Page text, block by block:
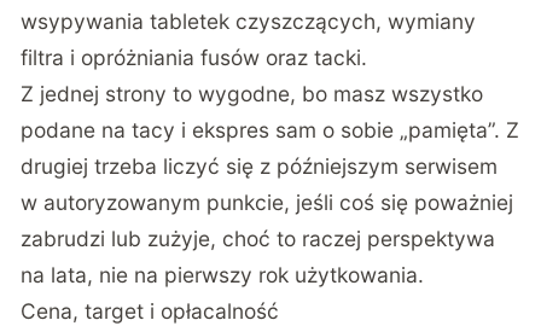
wsypywania tabletek czyszczących, wymiany
filtra i opróżniania fusów oraz tacki.
Z jednej strony to wygodne, bo masz wszystko
podane na tacy i ekspres sam o sobie „pamięta”. Z
drugiej trzeba liczyć się z późniejszym serwisem
w autoryzowanym punkcie, jeśli coś się poważniej
zabrudzi lub zużyje, choć to raczej perspektywa
na lata, nie na pierwszy rok użytkowania.
Cena, target i opłacalność